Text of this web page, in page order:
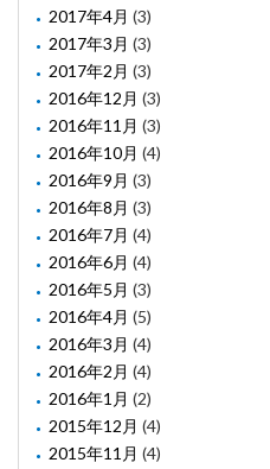
2017年4月 (3)
2017年3月 (3)
2017年2月 (3)
2016年12月 (3)
2016年11月 (3)
2016年10月 (4)
2016年9月 (3)
2016年8月 (3)
2016年7月 (4)
2016年6月 (4)
2016年5月 (3)
2016年4月 (5)
2016年3月 (4)
2016年2月 (4)
2016年1月 (2)
2015年12月 (4)
2015年11月 (4)